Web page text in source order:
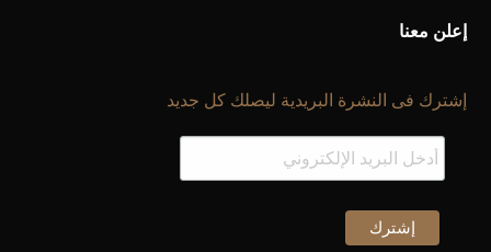
إعلن معنا
إشترك فى النشرة البريدية ليصلك كل جديد